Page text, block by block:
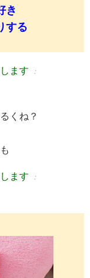
き
する
ます ：
くね？
ます ：